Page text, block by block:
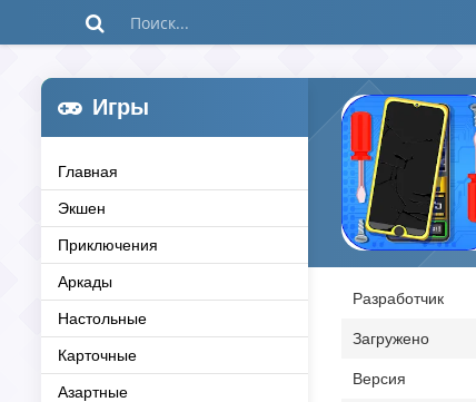
Игры
Главная
Экшен
Приключения
Аркады
Настольные
Карточные
Азартные
Разработчик
Загружено
Версия